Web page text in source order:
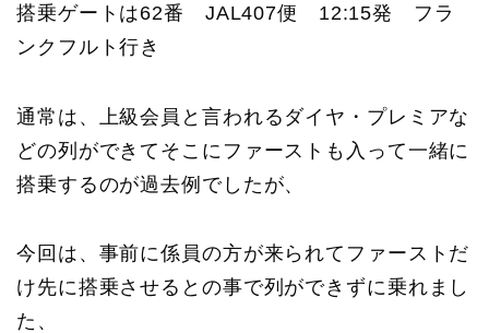
搭乗ゲートは62番 JAL407便 12:15発 フラ
ンクフルト行き
通常は、上級会員と言われるダイヤ・プレミアな
どの列ができてそこにファーストも入って一緒に
搭乗するのが過去例でしたが、
今回は、事前に係員の方が来られてファーストだ
け先に搭乗させるとの事で列ができずに乗れまし
た、